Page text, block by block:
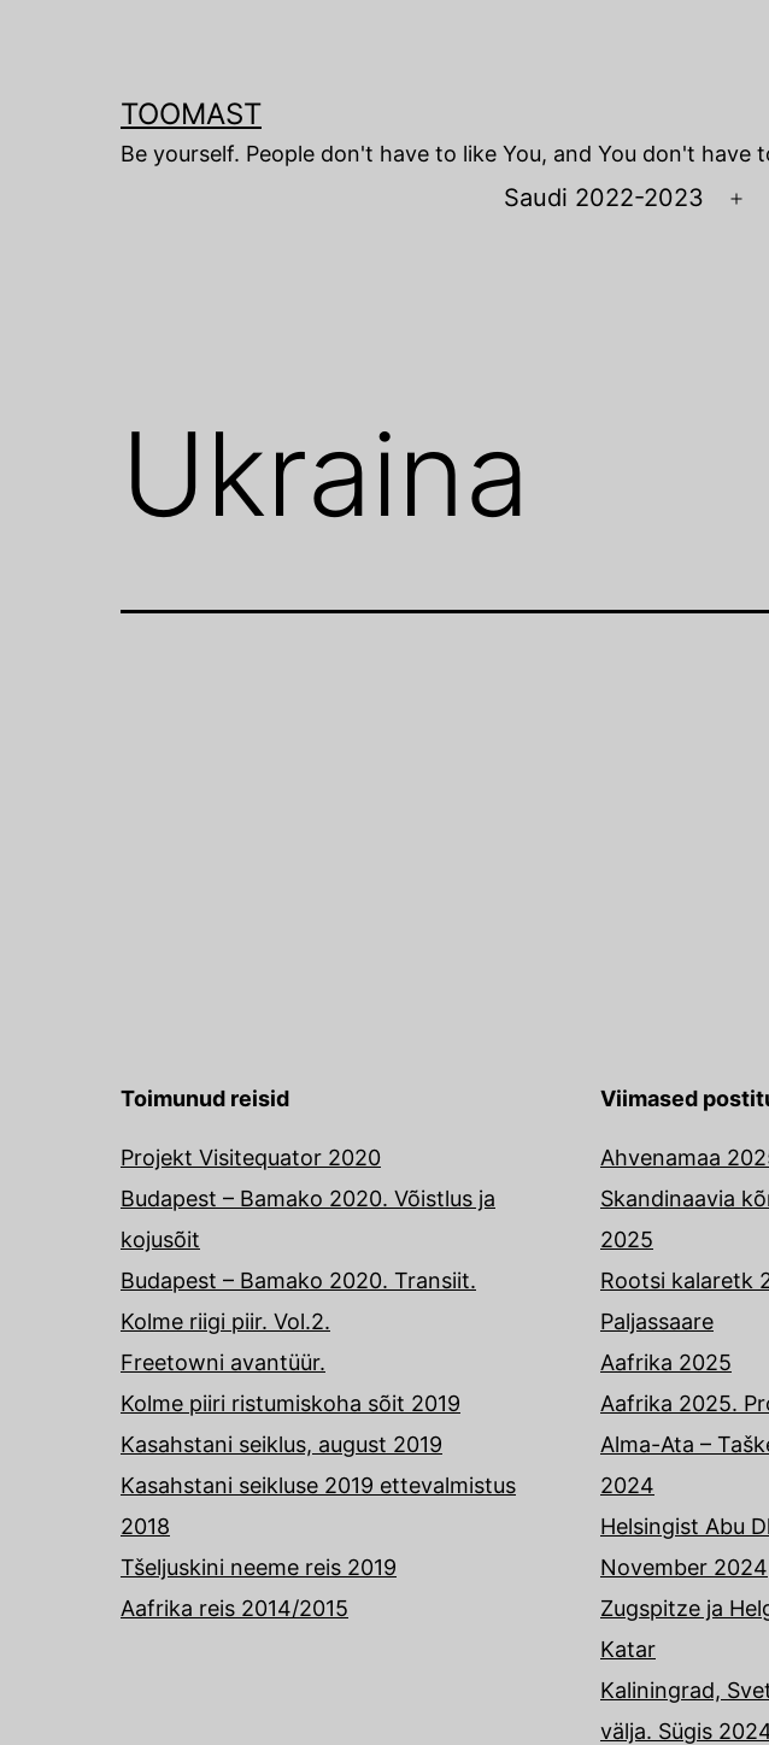
TOOMAST
Be yourself. People don't have to like You, and You don't have
Saudi 2022-2023
Ukraina
Toimunud reisid
Projekt Visitequator 2020
Budapest – Bamako 2020. Võistlus ja
kojusõit
Budapest – Bamako 2020. Transiit.
Kolme riigi piir. Vol.2.
Freetowni avantüür.
Kolme piiri ristumiskoha sõit 2019
Kasahstani seiklus, august 2019
Kasahstani seikluse 2019 ettevalmistus
2018
Tšeljuskini neeme reis 2019
Aafrika reis 2014/2015
Viimased
Ahvenamaa
Skandinaavia
2025
Rootsi kalaretk
Paljassaare
Aafrika 2025
Aafrika 2025.
Alma-Ata –
2024
Helsingist Abu
November 2024
Zugspitze ja
Katar
Kaliningrad,
välja. Sügis